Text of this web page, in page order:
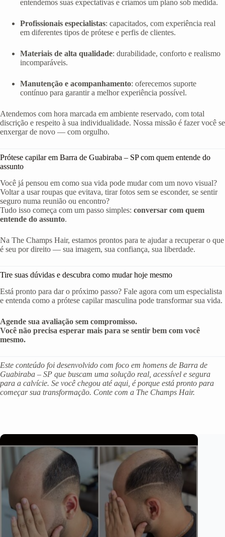
entendemos suas expectativas e criamos um plano sob medida.
Profissionais especialistas: capacitados, com experiência real
em diferentes tipos de prótese e perfis de clientes.
Materiais de alta qualidade: durabilidade, conforto e realismo
incomparáveis.
Manutenção e acompanhamento: oferecemos suporte
contínuo para garantir a melhor experiência possível.
Atendemos com hora marcada em ambiente reservado, com total
discrição e respeito à sua individualidade. Nossa missão é fazer você se
enxergar de novo — com orgulho.
Prótese capilar em Barra de Guabiraba – SP com quem entende do
assunto
Você já pensou em como sua vida pode mudar com um novo visual?
Voltar a usar roupas que evitava, tirar fotos sem se esconder, se sentir
seguro numa reunião ou encontro?
Tudo isso começa com um passo simples: conversar com quem
entende do assunto.
Na The Champs Hair, estamos prontos para te ajudar a recuperar o que
é seu por direito — sua imagem, sua confiança, sua liberdade.
Tire suas dúvidas e descubra como mudar hoje mesmo
Está pronto para dar o próximo passo? Fale agora com um especialista
e entenda como a prótese capilar masculina pode transformar sua vida.
Agende sua avaliação sem compromisso.
Você não precisa esperar mais para se sentir bem com você
mesmo.
Este conteúdo foi desenvolvido com foco em homens de Barra de
Guabiraba – SP que buscam uma solução real, acessível e segura
para a calvície. Se você chegou até aqui, é porque está pronto para
começar sua transformação. Conte com a The Champs Hair.